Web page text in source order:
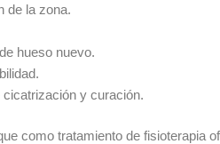
de la zona.
hueso nuevo.
y curación.
como tratamiento de fisioterapia